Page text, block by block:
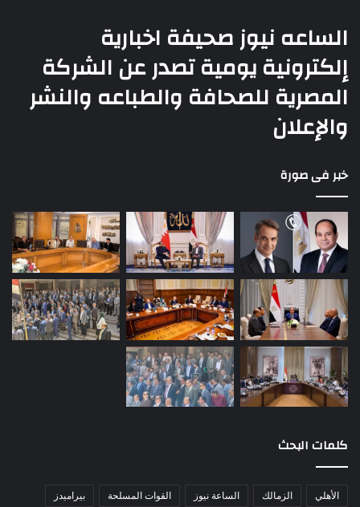
الساعه نيوز صحيفة اخبارية
إلكترونية يومية تصدر عن الشركة
المصرية للصحافة والطباعه والنشر
والإعلان
خبر فى صورة
كلمات البحث
الأهلي الزمالك الساعة نيوز القوات المسلحة
بيراميدز